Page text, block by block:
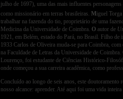
julho de 1697), uma das mais influentes
como missionário em terras brasileiras. Miguel
trabalhar na fazenda do tio, proprietário de uma
Medicina da Universidade de Coimbra. O autor de
1921, em Belém, estado do Pará, no Brasil. Filho
1933 Carlos de Oliveira muda-se para Coimbra,
na Faculdade de Letras da Universidade de Coimbra.
Lourenço, foi estudante de Ciências Histórico-
onde começou a sua carreira acadêmica, como
Concluído ao longo de seis anos, este doutoramento
nosso alcance: aprender. Até aqui foi uma vida